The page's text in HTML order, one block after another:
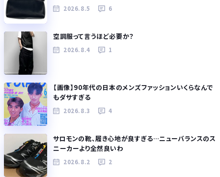
2026.8.5 6
空調服って言うほど必要か？
2026.8.4 1
【画像】90年代の日本のメンズファッションいくらなんで
もダサすぎる
2026.8.3 4
サロモンの靴、履き心地が良すぎる…ニューバランスのス
ニーカーより全然良いわ
2026.8.2 2